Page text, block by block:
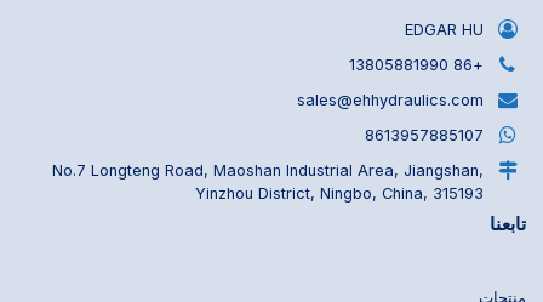
EDGAR HU
+86 13805881990
sales@ehhydraulics.com
8613957885107
No.7 Longteng Road, Maoshan Industrial Area, Jiangshan,
Yinzhou District, Ningbo, China, 315193
تابعنا
منتجات